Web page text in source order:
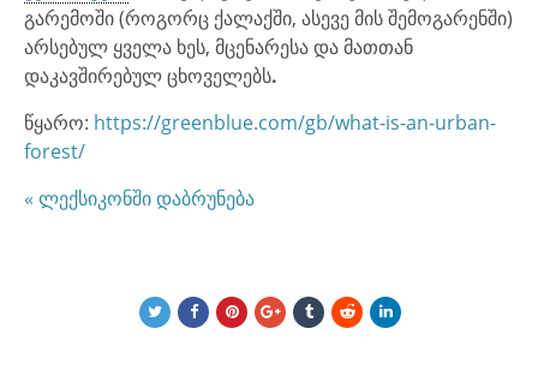
გარემოში (როგორც ქალაქში, ასევე მის შემოგარენში)
არსებულ ყველა ხეს, მცენარესა და მათთან
დაკავშირებულ ცხოველებს.
წყარო: https://greenblue.com/gb/what-is-an-urban-
forest/
« ლექსიკონში დაბრუნება